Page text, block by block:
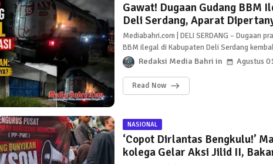
Gawat! Dugaan Gudang BBM
Deli Serdang, Aparat
Tak Berdaya?
Mediabahri.com | DELI SERDANG – Dugaan
BBM ilegal di Kabupaten Deli Serdang
Redaksi Media Bahri Agustus
Read Now
NASIONAL
‘Copot Dirlantas Bengkulu!’
kolega Gelar Aksi Jilid II,